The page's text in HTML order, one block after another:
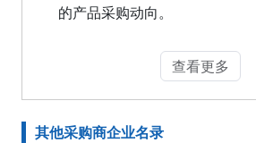
的产品采购动向。
查看更多
其他采购商企业名录